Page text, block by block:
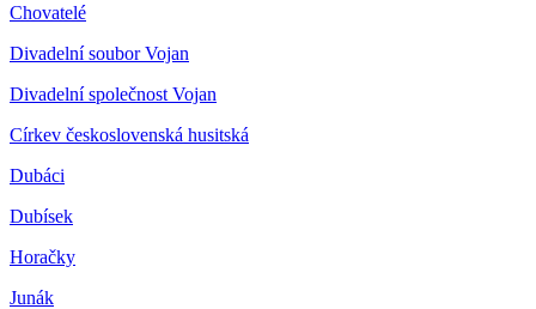
Chovatelé
Divadelní soubor Vojan
Divadelní společnost Vojan
Církev československá husitská
Dubáci
Dubísek
Horačky
Junák